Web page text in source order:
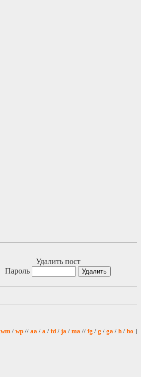
Удалить пост
Пароль
wm / wp // aa / a / fd / ja / ma // fg / g / ga / h / ho ]